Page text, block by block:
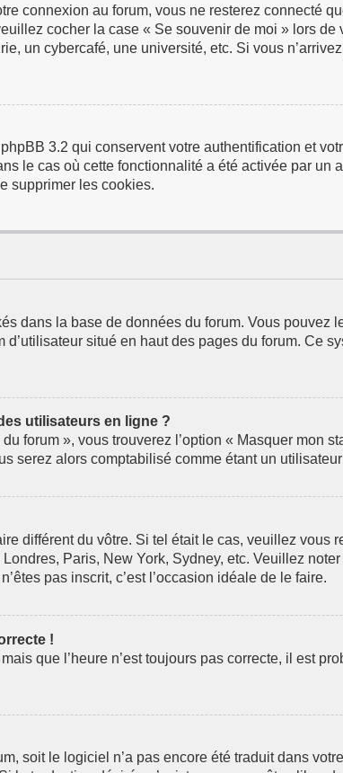
connexion au forum, vous ne resterez connecté
cocher la case « Se souvenir de moi » lors
un cybercafé, une université, etc. Si vous
3.2 qui conservent votre authentification et
le cas où cette fonctionnalité a été activée par
supprimer les cookies.
dans la base de données du forum. Vous pouvez
situé en haut des pages du forum. Ce
utilisateurs en ligne ?
forum », vous trouverez l’option « Masquer mon
serez alors comptabilisé comme étant un
différent du vôtre. Si tel était le cas, veuillez
Paris, New York, Sydney, etc. Veuillez
pas inscrit, c’est l’occasion idéale de le faire.
!
que l’heure n’est toujours pas correcte, il est
soit le logiciel n’a pas encore été traduit dans